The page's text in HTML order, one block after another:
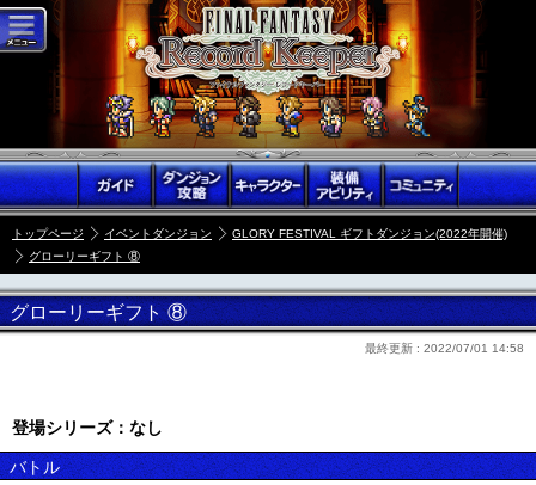
トップページ イベントダンジョン
GLORY FESTIVAL ギフトダンジョン(2022年開催)
グローリーギフト ⑧
グローリーギフト ⑧
最終更新 : 2022/07/01 14:58
登場シリーズ：なし
バトル